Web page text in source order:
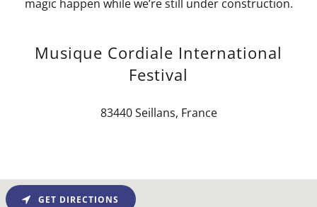
magic happen while we’re still under construction.
Musique Cordiale International
Festival
83440 Seillans, France
GET DIRECTIONS